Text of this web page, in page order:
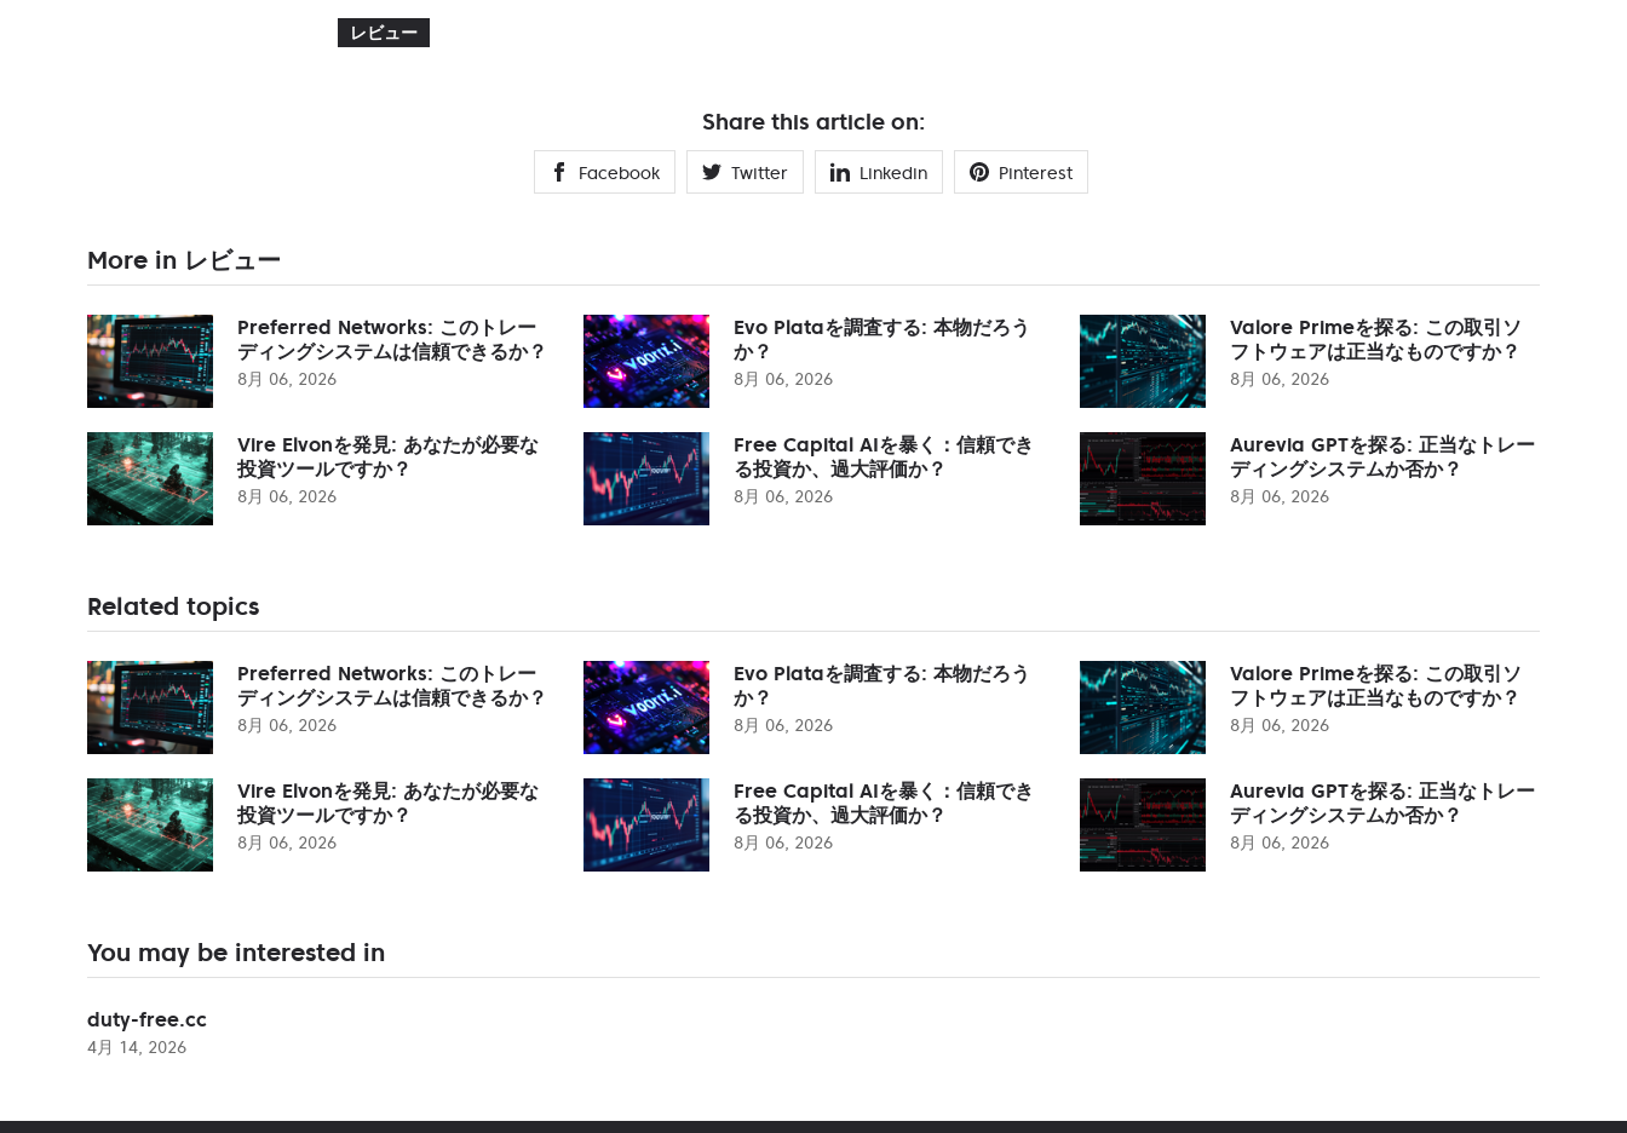
レビュー
Share this article on:
Facebook Twitter Linkedin Pinterest
More in レビュー
Preferred Networks: このトレー
ディングシステムは信頼できるか？
8月 06, 2026
Evo Plataを調査する: 本物だろう
か？
8月 06, 2026
Valore Primeを探る: この取引ソ
フトウェアは正当なものですか？
8月 06, 2026
Vire Elvonを発見: あなたが必要な
投資ツールですか？
8月 06, 2026
Free Capital AIを暴く：信頼でき
る投資か、過大評価か？
8月 06, 2026
Aurevia GPTを探る: 正当なトレー
ディングシステムか否か？
8月 06, 2026
Related topics
Preferred Networks: このトレー
ディングシステムは信頼できるか？
8月 06, 2026
Evo Plataを調査する: 本物だろう
か？
8月 06, 2026
Valore Primeを探る: この取引ソ
フトウェアは正当なものですか？
8月 06, 2026
Vire Elvonを発見: あなたが必要な
投資ツールですか？
8月 06, 2026
Free Capital AIを暴く：信頼でき
る投資か、過大評価か？
8月 06, 2026
Aurevia GPTを探る: 正当なトレー
ディングシステムか否か？
8月 06, 2026
You may be interested in
duty-free.cc
4月 14, 2026